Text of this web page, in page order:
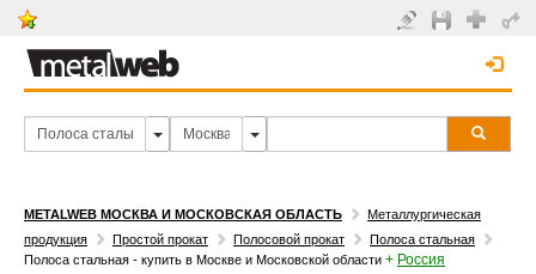
METALWEB МОСКВА И МОСКОВСКАЯ ОБЛАСТЬ
Металлургическая
продукция
Простой прокат Полосовой прокат
Полоса стальная
Полоса стальная - купить в Москве и Московской области + Россия